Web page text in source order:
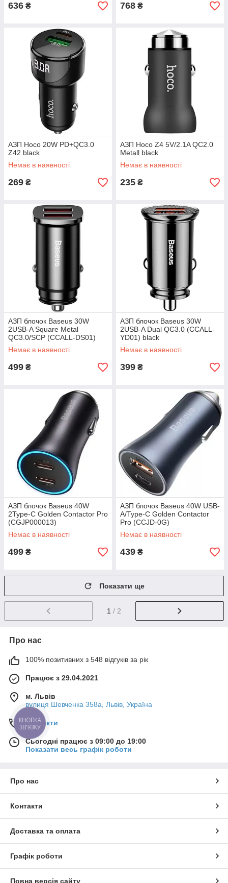
636 ₴ 768 ₴
АЗП Hoco 20W PD+QC3.0
Z42 black
Немає в наявності
269 ₴
АЗП Hoco Z4 5V/2.1A QC2.0
Metall black
Немає в наявності
235 ₴
АЗП блочок Baseus 30W
2USB-A Square Metal
QC3.0/SCP (CCALL-DS01)
Немає в наявності
499 ₴
АЗП блочок Baseus 30W
2USB-A Dual QC3.0 (CCALL-
YD01) black
Немає в наявності
399 ₴
АЗП блочок Baseus 40W
2Type-C Golden Contactor Pro
(CGJP000013)
Немає в наявності
499 ₴
АЗП блочок Baseus 40W USB-
A/Type-C Golden Contactor
Pro (CCJD-0G)
Немає в наявності
439 ₴
Показати ще
1 / 2
Про нас
100% позитивних з 548 відгуків за рік
Працює з 29.04.2021
м. Львів
вулиця Шевченка 358а, Львів, Україна
Контакти
Сьогодні працює з 09:00 до 19:00
Показати весь графік роботи
Про нас
Контакти
Доставка та оплата
Графік роботи
Повна версія сайту
КНОПКА
ЗВ'ЯЗКУ